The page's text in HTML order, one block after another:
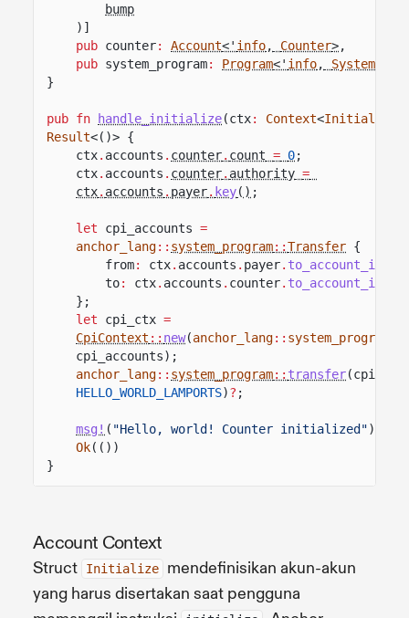
bump
)]
pub counter: Account<' info, Counter>,
pub system_program: Program<' info, System
}
pub fn handle_initialize(ctx: Context<Initialize
Result<()> {
ctx. accounts . counter. count = 0;
ctx. accounts . counter. authority =
ctx. accounts . payer. key() ;
let cpi_accounts =
anchor_lang:: system_program::Transfer {
from: ctx. accounts . payer. to_account_info
to: ctx. accounts . counter. to_account_info
};
let
cpi_ctx =
CpiContext :: new(anchor_lang:: system_program
cpi_accounts);
anchor_lang:: system_program:: transfer
HELLO_WORLD_LAMPORTS)? ;
msg! ( "Hello, world! Counter initialized");
Ok(())
}
Account Context
Struct Initialize
mendefinisikan akun-akun
yang harus disertakan saat pengguna